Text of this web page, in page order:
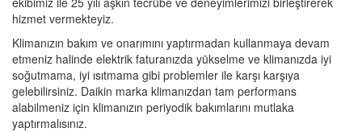
hizmet vermekteyiz.
Klimanızın bakım ve onarımını yaptırmadan kullanmaya devam
etmeniz halinde elektrik faturanızda yükselme ve klimanızda iyi
soğutmama, iyi ısıtmama gibi problemler ile karşı karşıya
gelebilirsiniz. Daikin marka klimanızdan tam performans
alabilmeniz için klimanızın periyodik bakımlarını mutlaka
yaptırmalısınız.